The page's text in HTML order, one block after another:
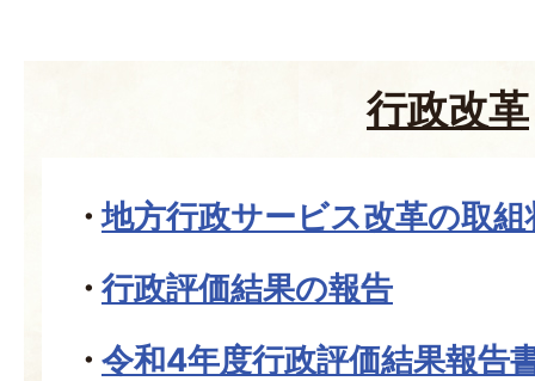
行政改革
地方行政サービス改革の取
行政評価結果の報告
令和4年度行政評価結果報告